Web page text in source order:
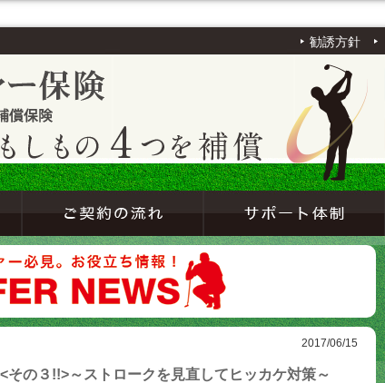
勧誘方針
2017/06/15
の３!!>～ストロークを見直してヒッカケ対策～